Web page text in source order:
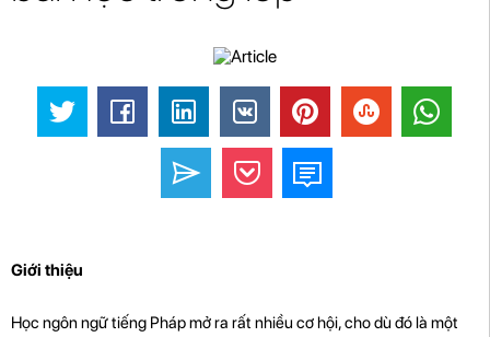
Giới thiệu
Học ngôn ngữ tiếng Pháp mở ra rất nhiều cơ hội, cho dù đó là một